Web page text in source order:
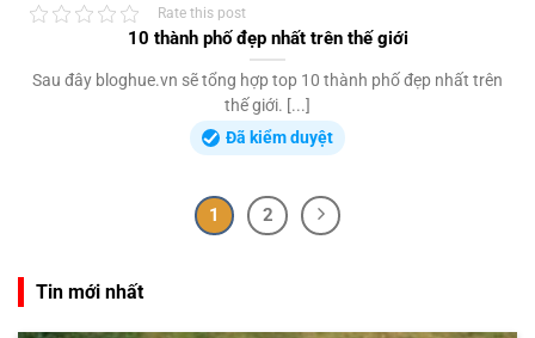
Rate this post
10 thành phố đẹp nhất trên thế giới
Sau đây bloghue.vn sẽ tổng hợp top 10 thành phố đẹp nhất trên
thế giới. [...]
Đã kiểm duyệt
1 2
Tin mới nhất